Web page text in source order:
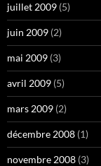
juillet 2009 (5)
juin 2009 (2)
mai 2009 (3)
avril 2009 (5)
mars 2009 (2)
décembre 2008 (1)
novembre 2008 (3)